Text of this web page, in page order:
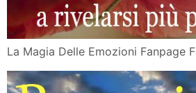
La Magia Delle Emozioni Fanpage